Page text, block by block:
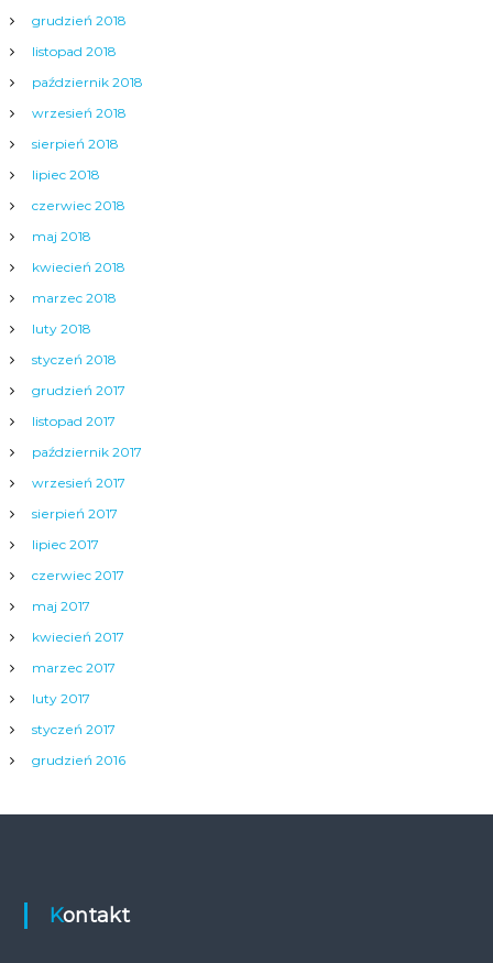
grudzień 2018
listopad 2018
październik 2018
wrzesień 2018
sierpień 2018
lipiec 2018
czerwiec 2018
maj 2018
kwiecień 2018
marzec 2018
luty 2018
styczeń 2018
grudzień 2017
listopad 2017
październik 2017
wrzesień 2017
sierpień 2017
lipiec 2017
czerwiec 2017
maj 2017
kwiecień 2017
marzec 2017
luty 2017
styczeń 2017
grudzień 2016
Kontakt